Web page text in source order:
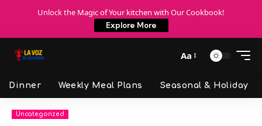
Unlock the Magic of Your kitchen with Our Cookbook!
Explore More
Aa
Dinner Weekly Meal Plans Seasonal & Holiday
Uncategorized